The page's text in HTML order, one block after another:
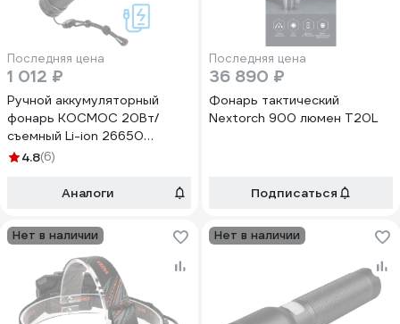
Последняя цена
1 012 ₽
Ручной аккумуляторный
фонарь КОСМОС 20Вт/
съемный Li-ion 26650
5000mAh/Powerbank/
индикатор/USBtypeC
4.8(6)
Аналоги
Последняя цена
36 890 ₽
Фонарь тактический
Nextorch 900 люмен T20L
Подписаться
Нет в наличии Нет в наличии